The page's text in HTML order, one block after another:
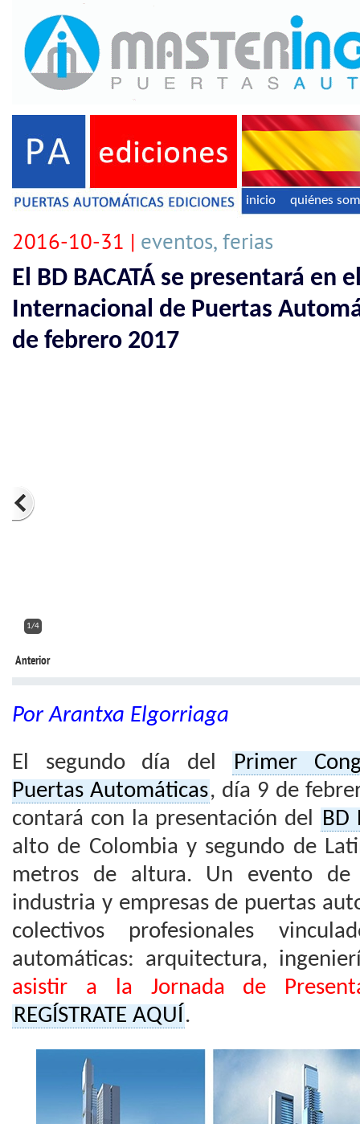
inicio quiénes
2016-10-31 | eventos, ferias
El BD BACATÁ se presentará en
Internacional de Puertas
de febrero 2017
2/4
Anterior
Por Arantxa Elgorriaga
El segundo día del
Primer
Puertas Automáticas, día 9 de
contará con la presentación del BD
alto de Colombia y segundo de
metros de altura. Un evento
industria y empresas de puertas
colectivos profesionales
automáticas: arquitectura,
asistir a la Jornada de
REGÍSTRATE AQUÍ .